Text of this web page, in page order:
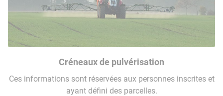
Créneaux de pulvérisation
Ces informations sont réservées aux personnes inscrites et
ayant défini des parcelles.